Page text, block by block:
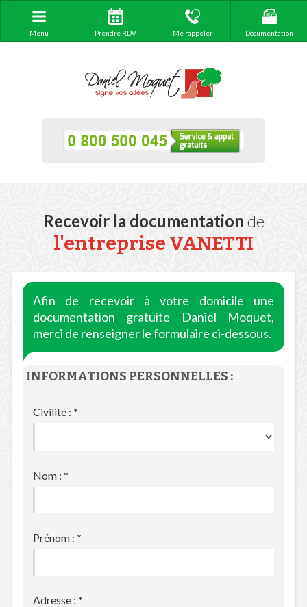
Menu Prendre RDV Me rappeler Documentation
Recevoir la documentation de
l'entreprise VANETTI
Afin de recevoir à votre domicile une
documentation gratuite Daniel Moquet,
merci de renseigner le formulaire ci-dessous.
INFORMATIONS PERSONNELLES :
Civilité : *
Nom : *
Prénom : *
Adresse : *